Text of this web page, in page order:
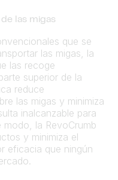
las migas
que se
las migas, la
las recoge
superior de la
reduce
las migas y minimiza
inalcanzable para
la RevoCrumb
y minimiza el
eficacia que ningún